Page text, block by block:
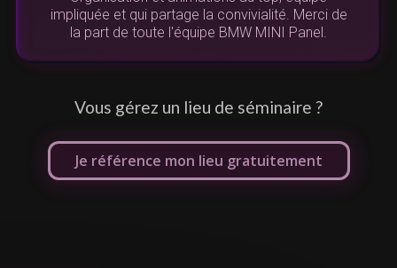
vivre. Au plaisir de travailler avec vous pour un
nouvel événement !"
Vous gérez un lieu de séminaire ?
Je référence mon lieu gratuitement